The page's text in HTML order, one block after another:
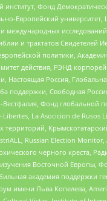
институт, Фонд
Европейский университет,
международных
и трактатов Свидетелей
политики,
действия, РЭНД
Настоящая Россия,
поддержки, Свободная
Вестфалия, Фонд глобальной
Libertes, La Asocicion de Rusos
территорий,
Russian Election
черного креста,
Восточной Европы,
академия поддержки
имени Льва Копелева,